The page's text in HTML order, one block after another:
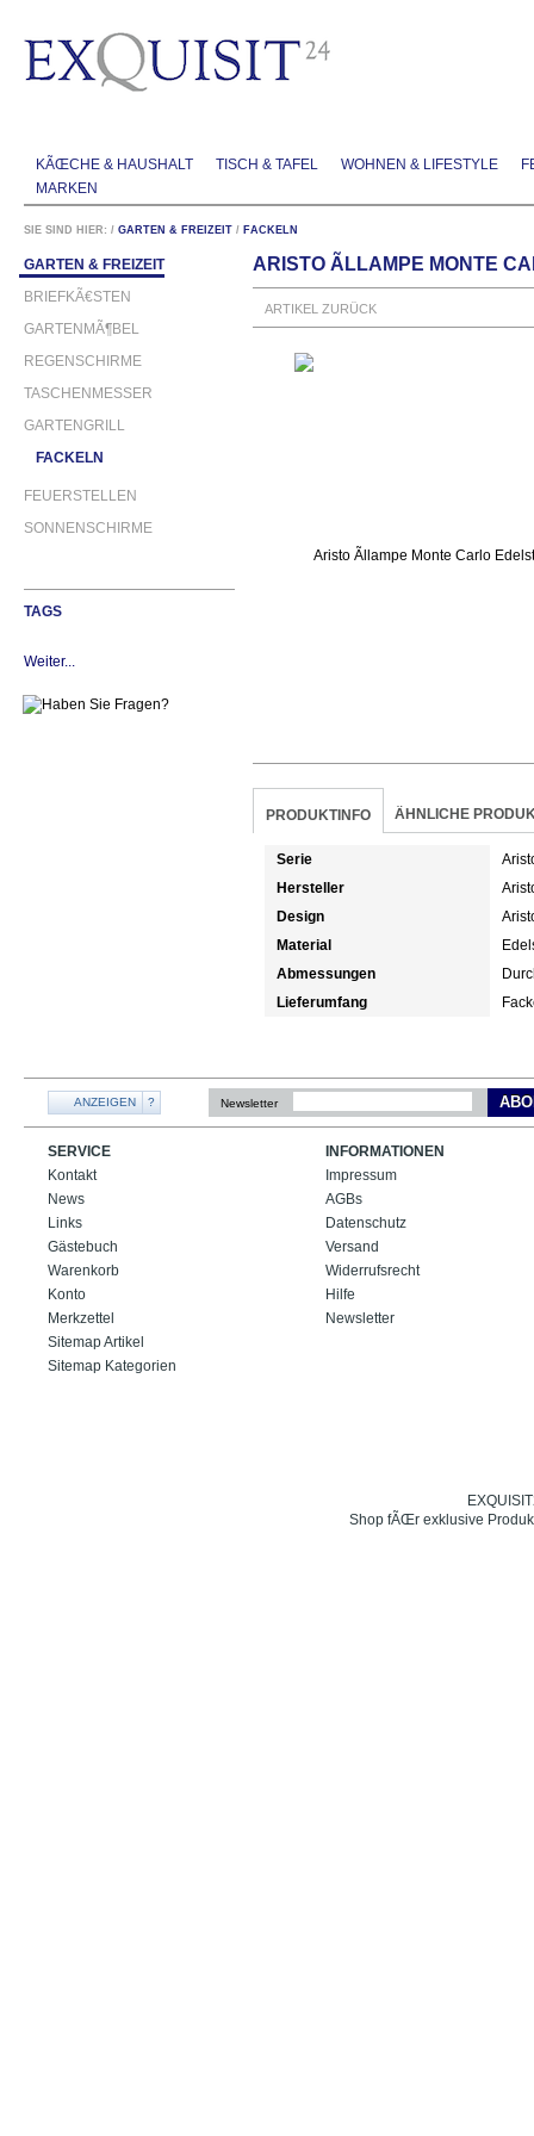
KÃŒCHE & HAUSHALT TISCH & TAFEL WOHNEN & LIFESTYLE
MARKEN
SIE SIND HIER: / GARTEN & FREIZEIT / FACKELN
GARTEN & FREIZEIT
BRIEFKÃ€STEN
GARTENMÃ¶BEL
REGENSCHIRME
TASCHENMESSER
GARTENGRILL
FACKELN
FEUERSTELLEN
SONNENSCHIRME
TAGS
Weiter...
ARISTO ÃLLAMPE MONTE
ARTIKEL ZURÜCK
PRODUKTINFO ÄHNLICHE
Serie
Hersteller
Design
Material
Abmessungen
Lieferumfang
ANZEIGEN ? Newsletter
SERVICE
Kontakt
News
Links
Gästebuch
Warenkorb
Konto
Merkzettel
Sitemap Artikel
Sitemap Kategorien
INFORMATIONEN
Impressum
AGBs
Datenschutz
Versand
Widerrufsrecht
Hilfe
Newsletter
Shop fÃŒr exklusive